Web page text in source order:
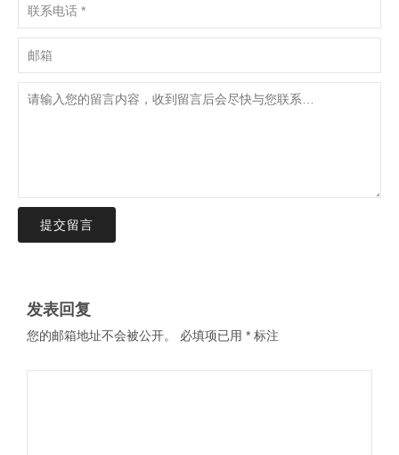
提交留言
发表回复
您的邮箱地址不会被公开。 必填项已用 * 标注